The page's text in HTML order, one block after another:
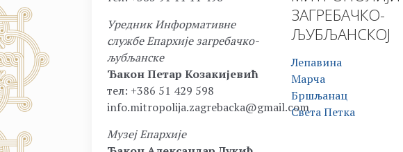
Уредник Информативне
службе Епархије загребачко-
љубљанске
Ђакон Петар Козакијевић
тел: +386 51 429 598
info.mitropolija.zagrebacka@gmail.com
Музеј Епархије
ЗАГРЕБАЧКО-
ЉУБЉАНСКОЈ
Лепавина
Марча
Бршљанац
Света Петка